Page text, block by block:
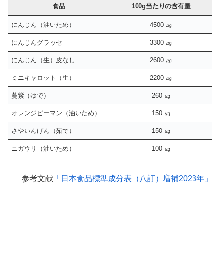
食品 100g当たりの含有量
にんじん（油いため） 4500 ㎍
にんじんグラッセ 3300 ㎍
にんじん（生）皮なし 2600 ㎍
ミニキャロット（生） 2200 ㎍
蔓紫（ゆで） 260 ㎍
オレンジピーマン（油いため） 150 ㎍
さやいんげん（茹で） 150 ㎍
ニガウリ（油いため） 100 ㎍
参考文献 「日本食品標準成分表（八訂）増補2023年」